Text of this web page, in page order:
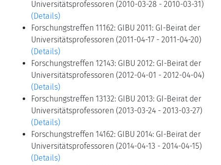
Universitätsprofessoren (2010-03-28 - 2010-03-31)
(Details)
Forschungstreffen 11162: GIBU 2011: GI-Beirat der
Universitätsprofessoren (2011-04-17 - 2011-04-20)
(Details)
Forschungstreffen 12143: GIBU 2012: GI-Beirat der
Universitätsprofessoren (2012-04-01 - 2012-04-04)
(Details)
Forschungstreffen 13132: GIBU 2013: GI-Beirat der
Universitätsprofessoren (2013-03-24 - 2013-03-27)
(Details)
Forschungstreffen 14162: GIBU 2014: GI-Beirat der
Universitätsprofessoren (2014-04-13 - 2014-04-15)
(Details)